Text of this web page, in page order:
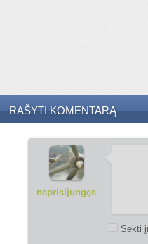
RAŠYTI KOMENTARĄ
neprisijungęs
Sekti